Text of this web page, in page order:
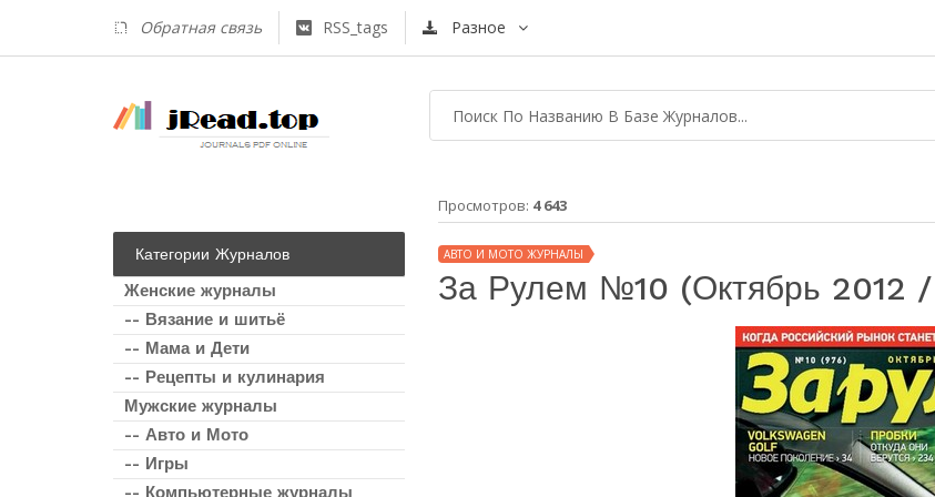
Обратная связь RSS_tags Разное
Категории Журналов
Женские журналы
-- Вязание и шитьё
-- Мама и Дети
-- Рецепты и кулинария
Мужские журналы
-- Авто и Мото
-- Игры
-- Компьютерные журналы
Просмотров: 4 643
АВТО И МОТО ЖУРНАЛЫ
За Рулем №10 (октябрь 2012 /